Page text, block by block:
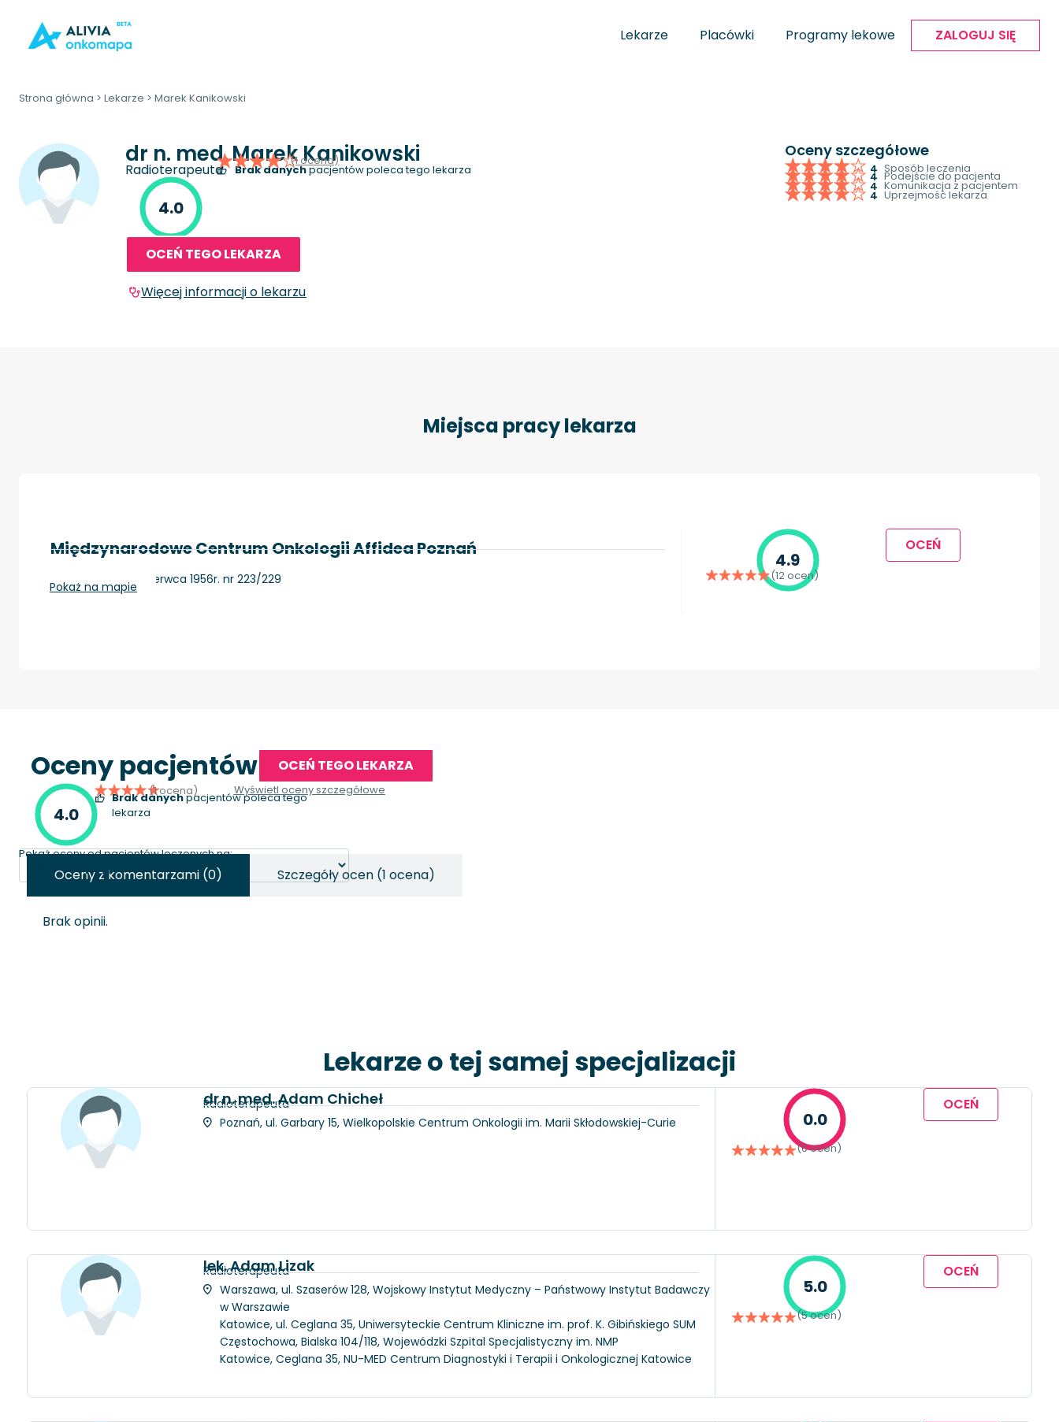
Lekarze Placówki Programy lekowe ZALOGUJ SIĘ
Strona główna > Lekarze > Marek Kanikowski
dr n. med.Marek Kanikowski
Radioterapeuta
4.0
(1 ocena)
Brak danychpacjentów poleca tego lekarza
OCEŃ TEGO LEKARZA
Więcej informacji o lekarzu
Oceny szczegółowe
4 Sposób leczenia
4 Podejście do pacjenta
4 Komunikacja z pacjentem
4 Uprzejmość lekarza
Miejsca pracy lekarza
Międzynarodowe Centrum Onkologii Affidea Poznań
Poznań, ul. 28 czerwca 1956r. nr 223/229
Pokaż na mapie
4.9
(12 ocen)
OCEŃ
Oceny pacjentów OCEŃ TEGO LEKARZA
4.0
(1 ocena)
Brak danychpacjentów poleca tego
lekarza
Wyświetl oceny szczegółowe
Pokaż oceny od pacjentów leczonych na:
Oceny z komentarzami (0) Szczegóły ocen (1 ocena)
Brak opinii.
Lekarze o tej samej specjalizacji
dr n. med. Adam Chicheł
Radioterapeuta
Poznań, ul. Garbary 15, Wielkopolskie Centrum Onkologii im. Marii Skłodowskiej-Curie
0.0
(0 ocen)
OCEŃ
lek. Adam Lizak
Radioterapeuta
Warszawa, ul. Szaserów 128, Wojskowy Instytut Medyczny – Państwowy Instytut Badawczy
w Warszawie
Katowice, ul. Ceglana 35, Uniwersyteckie Centrum Kliniczne im. prof. K. Gibińskiego SUM
Częstochowa, Bialska 104/118, Wojewódzki Szpital Specjalistyczny im. NMP
Katowice, Ceglana 35, NU-MED Centrum Diagnostyki i Terapii i Onkologicznej Katowice
5.0
(5 ocen)
OCEŃ